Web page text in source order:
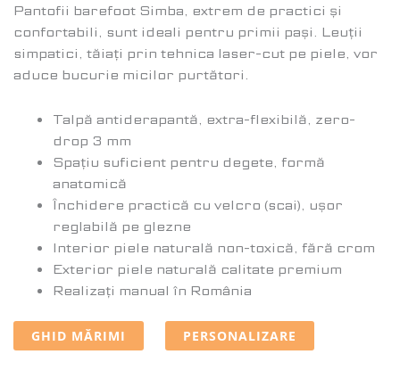
Pantofii barefoot Simba, extrem de practici și
confortabili, sunt ideali pentru primii pași. Leuții
simpatici, tăiați prin tehnica laser-cut pe piele, vor
aduce bucurie micilor purtători.
Talpă antiderapantă, extra-flexibilă, zero-
drop 3 mm
Spațiu suficient pentru degete, formă
anatomică
Închidere practică cu velcro (scai), ușor
reglabilă pe glezne
Interior piele naturală non-toxică, fără crom
Exterior piele naturală calitate premium
Realizați manual în România
GHID MĂRIMI PERSONALIZARE